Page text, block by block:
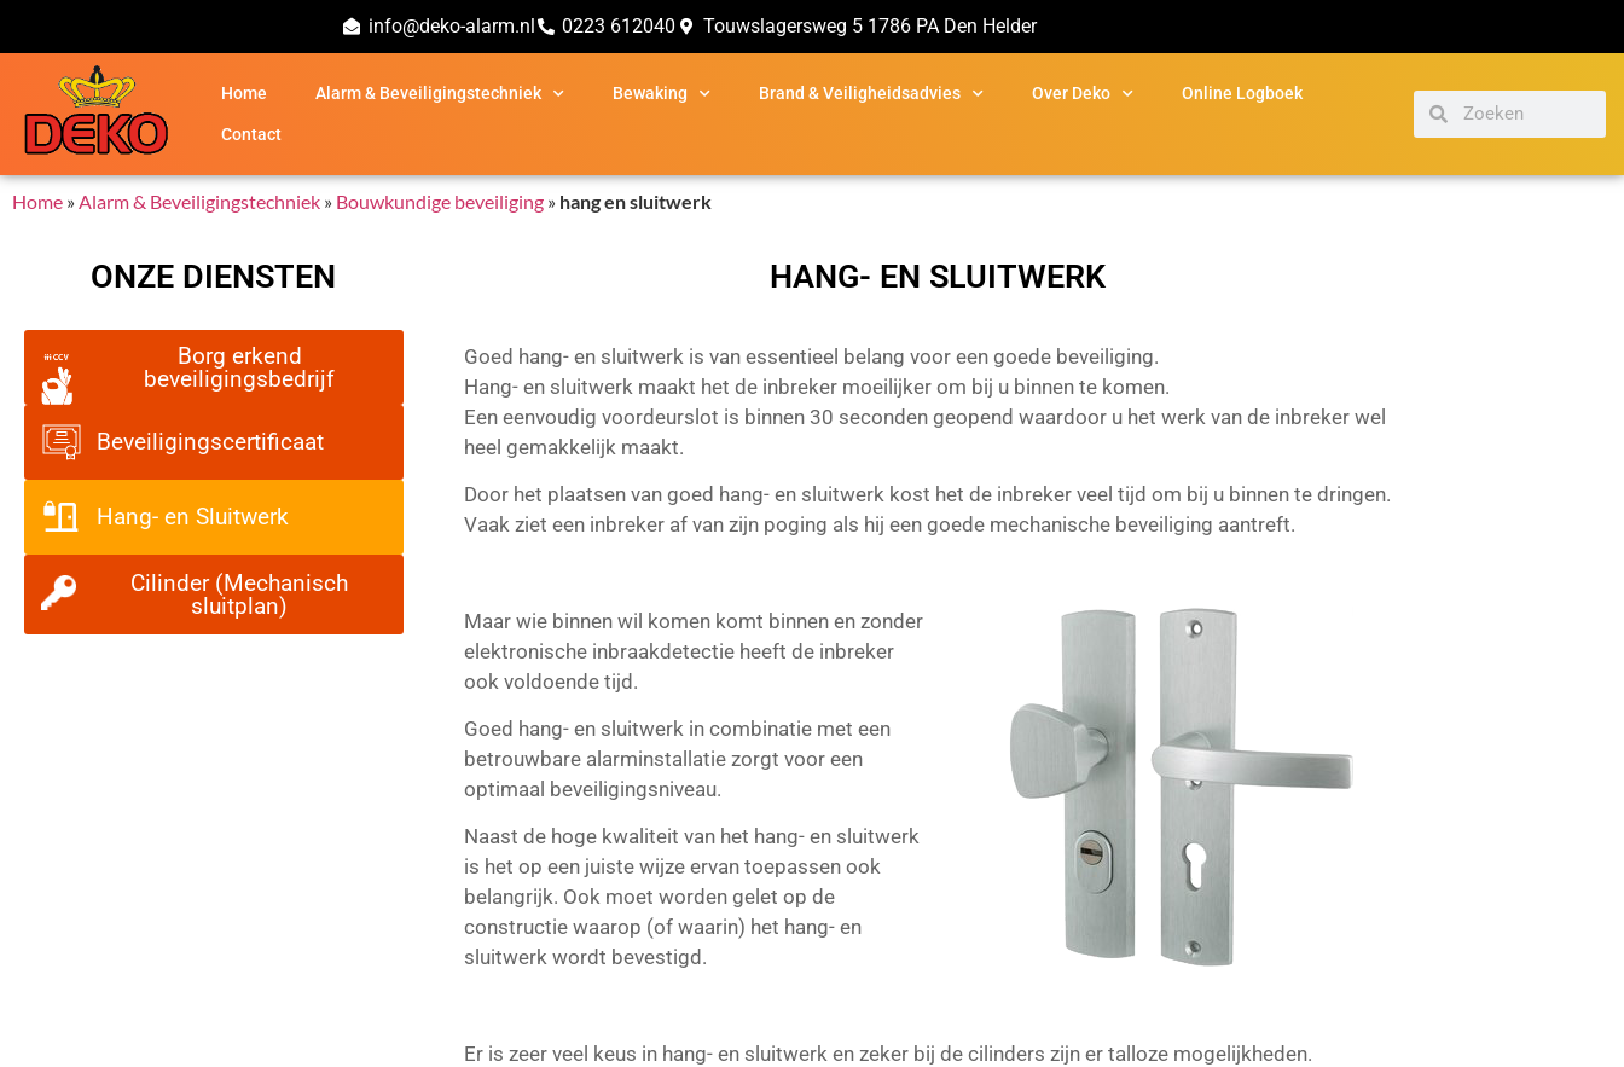
info@deko-alarm.nl 0223 612040 Touwslagersweg 5 1786 PA Den Helder
Home Alarm & Beveiligingstechniek Bewaking Brand & Veiligheidsadvies Over Deko Online Logboek
Contact
Home »Alarm & Beveiligingstechniek » Bouwkundige beveiliging » hang en sluitwerk
ONZE DIENSTEN
Borg erkend
beveiligingsbedrijf
Beveiligingscertificaat
Hang- en Sluitwerk
Cilinder (Mechanisch
sluitplan)
HANG- EN SLUITWERK
Goed hang- en sluitwerk is van essentieel belang voor een goede beveiliging.
Hang- en sluitwerk maakt het de inbreker moeilijker om bij u binnen te komen.
Een eenvoudig voordeurslot is binnen 30 seconden geopend waardoor u het werk van de inbreker wel
heel gemakkelijk maakt.
Door het plaatsen van goed hang- en sluitwerk kost het de inbreker veel tijd om bij u binnen te dringen.
Vaak ziet een inbreker af van zijn poging als hij een goede mechanische beveiliging aantreft.
Maar wie binnen wil komen komt binnen en zonder
elektronische inbraakdetectie heeft de inbreker
ook voldoende tijd.
Goed hang- en sluitwerk in combinatie met een
betrouwbare alarminstallatie zorgt voor een
optimaal beveiligingsniveau.
Naast de hoge kwaliteit van het hang- en sluitwerk
is het op een juiste wijze ervan toepassen ook
belangrijk. Ook moet worden gelet op de
constructie waarop (of waarin) het hang- en
sluitwerk wordt bevestigd.
Er is zeer veel keus in hang- en sluitwerk en zeker bij de cilinders zijn er talloze mogelijkheden.